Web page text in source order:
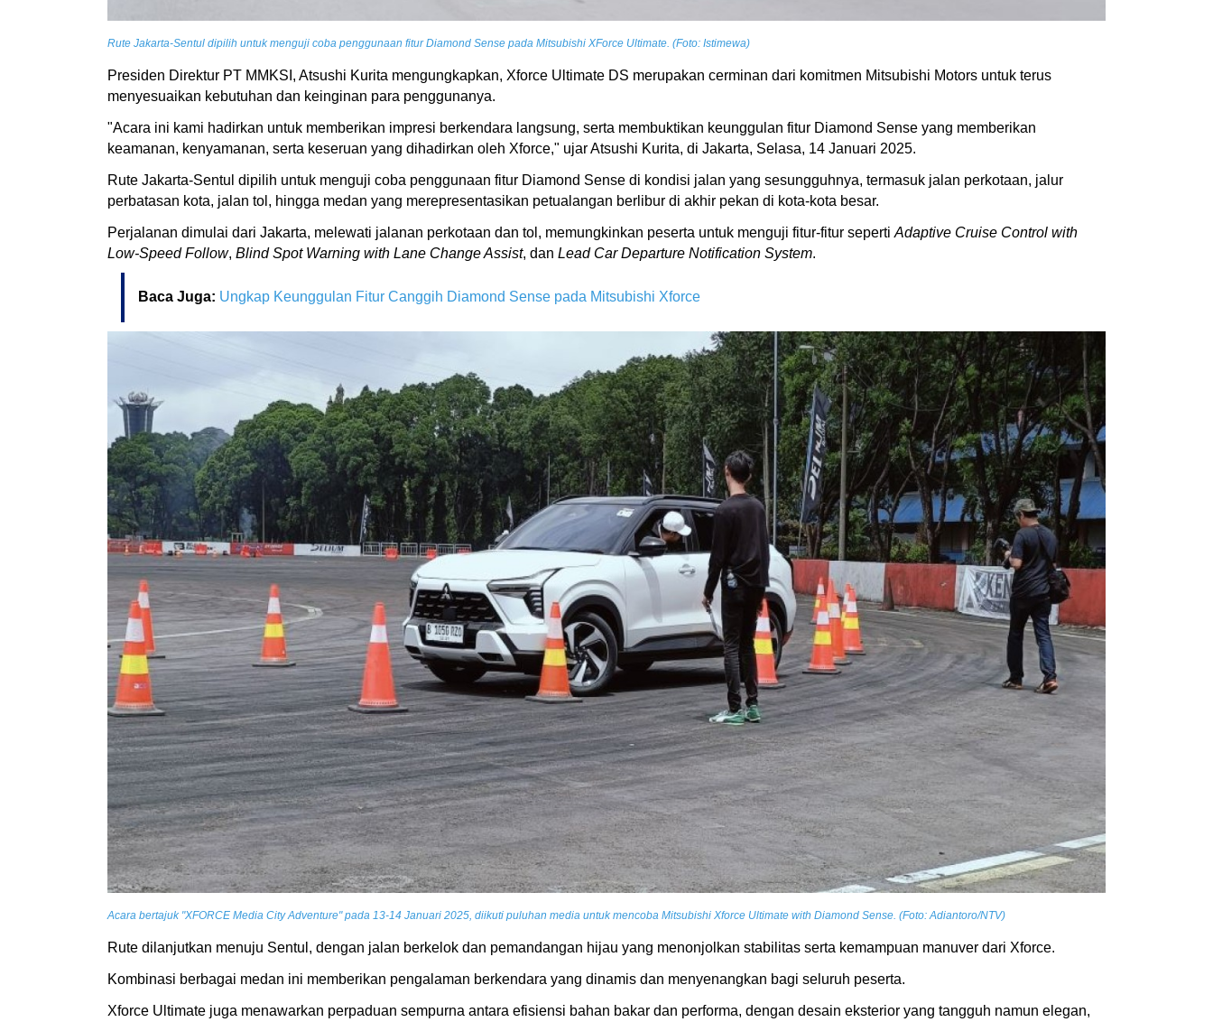
Rute Jakarta-Sentul dipilih untuk menguji coba penggunaan fitur Diamond Sense pada Mitsubishi XForce Ultimate. (Foto: Istimewa)
Presiden Direktur PT MMKSI, Atsushi Kurita mengungkapkan, Xforce Ultimate DS merupakan cerminan dari komitmen Mitsubishi Motors untuk terus
menyesuaikan kebutuhan dan keinginan para penggunanya.
"Acara ini kami hadirkan untuk memberikan impresi berkendara langsung, serta membuktikan keunggulan fitur Diamond Sense yang memberikan
keamanan, kenyamanan, serta keseruan yang dihadirkan oleh Xforce," ujar Atsushi Kurita, di Jakarta, Selasa, 14 Januari 2025.
Rute Jakarta-Sentul dipilih untuk menguji coba penggunaan fitur Diamond Sense di kondisi jalan yang sesungguhnya, termasuk jalan perkotaan, jalur
perbatasan kota, jalan tol, hingga medan yang merepresentasikan petualangan berlibur di akhir pekan di kota-kota besar.
Perjalanan dimulai dari Jakarta, melewati jalanan perkotaan dan tol, memungkinkan peserta untuk menguji fitur-fitur seperti Adaptive Cruise Control with
Low-Speed Follow, Blind Spot Warning with Lane Change Assist, dan Lead Car Departure Notification System.
Baca Juga: Ungkap Keunggulan Fitur Canggih Diamond Sense pada Mitsubishi Xforce
Acara bertajuk "XFORCE Media City Adventure" pada 13-14 Januari 2025, diikuti puluhan media untuk mencoba Mitsubishi Xforce Ultimate with Diamond Sense. (Foto: Adiantoro/NTV)
Rute dilanjutkan menuju Sentul, dengan jalan berkelok dan pemandangan hijau yang menonjolkan stabilitas serta kemampuan manuver dari Xforce.
Kombinasi berbagai medan ini memberikan pengalaman berkendara yang dinamis dan menyenangkan bagi seluruh peserta.
Xforce Ultimate juga menawarkan perpaduan sempurna antara efisiensi bahan bakar dan performa, dengan desain eksterior yang tangguh namun elegan,